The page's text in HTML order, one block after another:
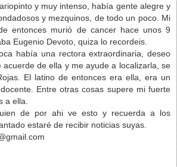
y muy intenso, había gente alegre y
y mezquinos, de todo un poco. Mi
entonces murió de cancer hace unos 9
Eugenio Devoto, quiza lo recordeis.
había una rectora extraordinaria, deseo
acuerde de ella y me ayude a localizarla, se
El latino de entonces era ella, era un
Entre otras cosas supere mi fuerte
a ella.
de por ahi ve esto y recuerda a los
estaré de recibir noticias suyas.